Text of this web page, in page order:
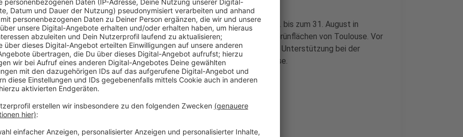
Auch in diesem Jahr gibt es zwei Stellen für Menschen, die vom 1. bis zum 31. August in
Toulouse arbeiten wollen; konkret in der Pflege der städtischen Grünflächen von Toulouse. Vor
Ort gibt es 1.350 €, ein Ticket für den örtlichen Nahverkehr sowie Unterstützung bei der
Unterkunftssuche. Voraussetzung sind gute Französischkenntnisse.
Anzeige
Anzeige